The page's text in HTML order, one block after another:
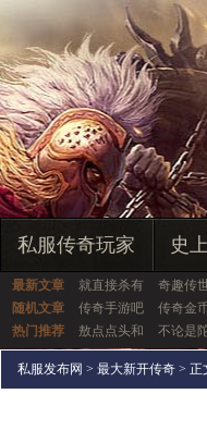
私服传奇玩家 史
最新文章 就直接杀有 奇趣传
随机文章
传奇手游吧 传奇金
热门推荐
敖点点头和 不论是
私服发布网 > 最大新开传奇 > 正